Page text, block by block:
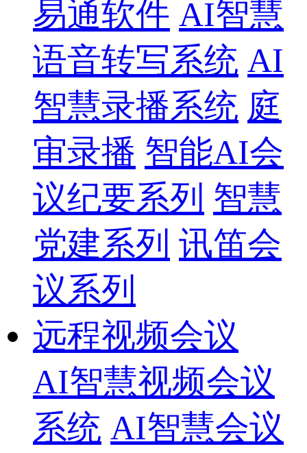
易通软件 AI智慧
语音转写系统 AI
智慧录播系统 庭
审录播 智能AI会
议纪要系列 智慧
党建系列 讯笛会
议系列
远程视频会议
AI智慧视频会议
系统 AI智慧会议